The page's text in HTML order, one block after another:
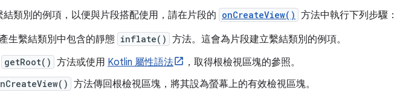
結類別的例項，以便與片段搭配使用，請在片段的 onCreateView() 方法中執行下列步驟：
生繫結類別中包含的靜態 inflate() 方法。這會為片段建立繫結類別的例項。
getRoot() 方法或使用 Kotlin 屬性語法
，取得根檢視區塊的參照。
方法傳回根檢視區塊，將其設為螢幕上的有效檢視區塊。